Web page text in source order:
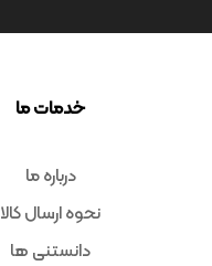
خدمات ما
درباره ما
نحوه ارسال کالا
دانستنی ها